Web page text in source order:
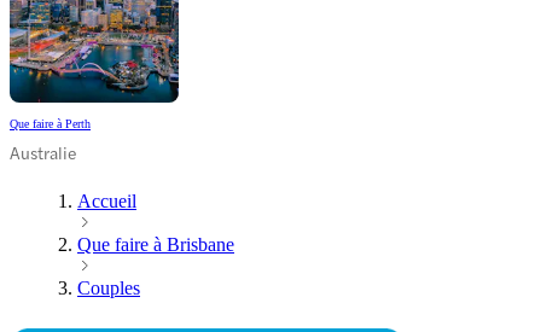
Que faire à Perth
Australie
Accueil
Que faire à Brisbane
Couples